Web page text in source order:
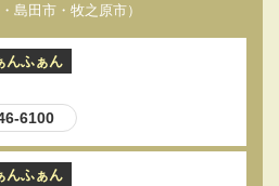
島田市・牧之原市）
んふぁん
6100
んふぁん